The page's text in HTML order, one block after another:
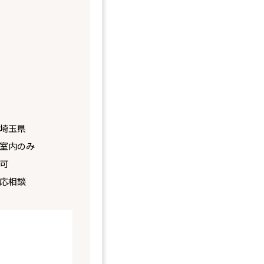
玉県
内のみ
相談